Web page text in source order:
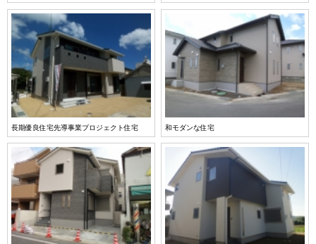
長期優良住宅先導事業プロジェクト住宅 和モダンな住宅